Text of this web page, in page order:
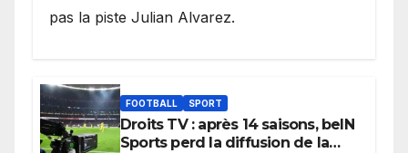
pas la piste Julian Alvarez.
FOOTBALL SPORT
Droits TV : après 14 saisons, beIN
Sports perd la diffusion de la